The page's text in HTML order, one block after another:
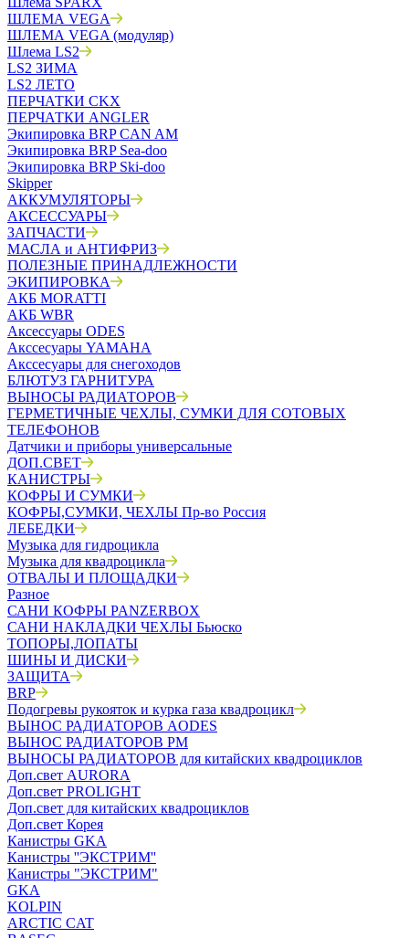
ШЛЕМА VEGA
ШЛЕМА VEGA (модуляр)
Шлема LS2
LS2 ЗИМА
LS2 ЛЕТО
ПЕРЧАТКИ CKX
ПЕРЧАТКИ ANGLER
Экипировка BRP CAN AM
Экипировка BRP Sea-doo
Экипировка BRP Ski-doo
Skipper
АККУМУЛЯТОРЫ
АКСЕССУАРЫ
ЗАПЧАСТИ
МАСЛА и АНТИФРИЗ
ПОЛЕЗНЫЕ ПРИНАДЛЕЖНОСТИ
ЭКИПИРОВКА
АКБ MORATTI
АКБ WBR
Аксессуары ODES
Акссесуары YAMAHA
Акссесуары для снегоходов
БЛЮТУЗ ГАРНИТУРА
ВЫНОСЫ РАДИАТОРОВ
ГЕРМЕТИЧНЫЕ ЧЕХЛЫ, СУМКИ ДЛЯ СОТОВЫХ
ТЕЛЕФОНОВ
Датчики и приборы универсальные
ДОП.СВЕТ
КАНИСТРЫ
КОФРЫ И СУМКИ
КОФРЫ,СУМКИ, ЧЕХЛЫ Пр-во Россия
ЛЕБЕДКИ
Музыка для гидроцикла
Музыка для квадроцикла
ОТВАЛЫ И ПЛОЩАДКИ
Разное
САНИ КОФРЫ PANZERBOX
САНИ НАКЛАДКИ ЧЕХЛЫ Бьюско
ТОПОРЫ,ЛОПАТЫ
ШИНЫ И ДИСКИ
ЗАЩИТА
BRP
Подогревы рукояток и курка газа квадроцикл
ВЫНОС РАДИАТОРОВ AODES
ВЫНОС РАДИАТОРОВ РМ
ВЫНОСЫ РАДИАТОРОВ для китайских квадроциклов
Доп.свет AURORA
Доп.свет PROLIGHT
Доп.свет для китайских квадроциклов
Доп.свет Корея
Канистры GKA
Канистры ''ЭКСТРИМ''
Канистры "ЭКСТРИМ"
GKA
KOLPIN
ARCTIC CAT